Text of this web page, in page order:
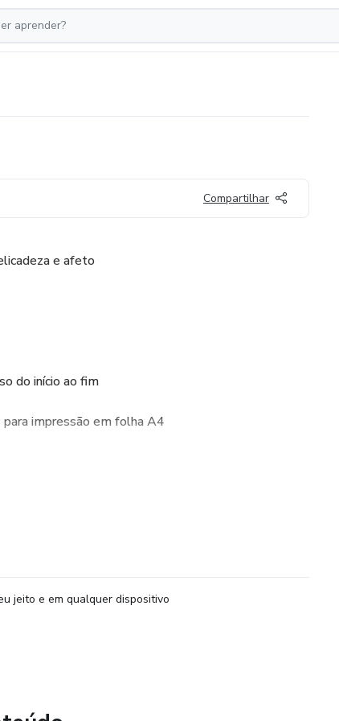
Compartilhar
e afeto
do início ao fim
impressão em folha A4
jeito e em qualquer dispositivo